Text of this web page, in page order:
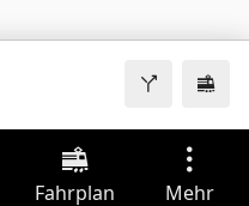
Fahrplan Mehr